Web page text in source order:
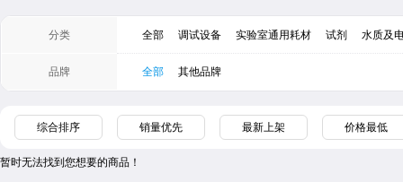
分类 全部 调试设备 实验室通用耗材 试剂 水质及
品牌 全部 其他品牌
综合排序 销量优先 最新上架 价格最低
暂时无法找到您想要的商品！